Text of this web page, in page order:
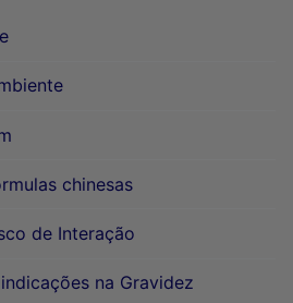
chinesas
de Interação
na Gravidez